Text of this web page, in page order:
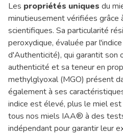
Les propriétés uniques du
minutieusement vérifiées grâce
scientifiques. Sa particularité
peroxydique, évaluée par
d'Authenticité), qui garantit son
authenticité et sa teneur en
methylglyoxal (MGO) présent
également à ses
indice est élevé, plus le miel
tous nos miels IAA® à des
indépendant pour garantir leur